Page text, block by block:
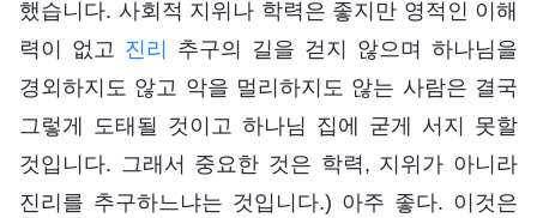
했습니다. 사회적 지위나 학력은 좋지만 영적인 이해
력이 없고 진리
추구의 길을 걷지 않으며 하나님을
경외하지도 않고 악을 멀리하지도 않는 사람은 결국
그렇게 도태될 것이고 하나님 집에 굳게 서지 못할
것입니다. 그래서 중요한 것은 학력, 지위가 아니라
진리를 추구하느냐는 것입니다.) 아주 좋다. 이것은